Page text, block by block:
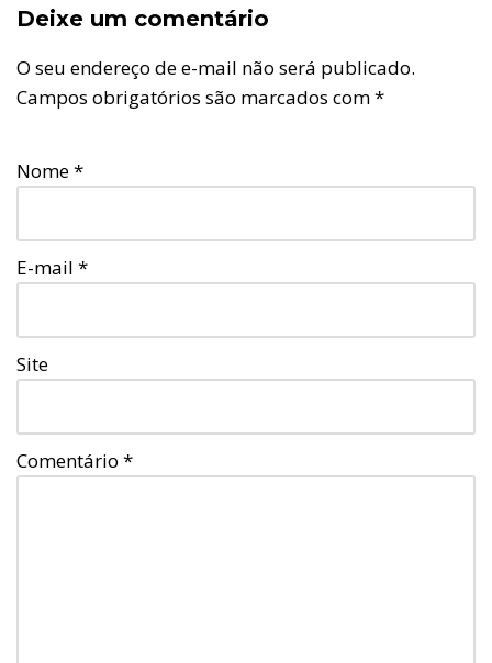
Deixe um comentário
O seu endereço de e-mail não será publicado.
Campos obrigatórios são marcados com*
Nome*
E-mail *
Site
Comentário *